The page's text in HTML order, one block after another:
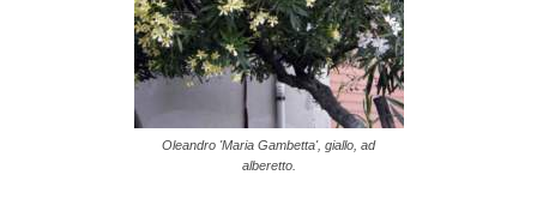
Oleandro 'Maria Gambetta', giallo, ad
alberetto.